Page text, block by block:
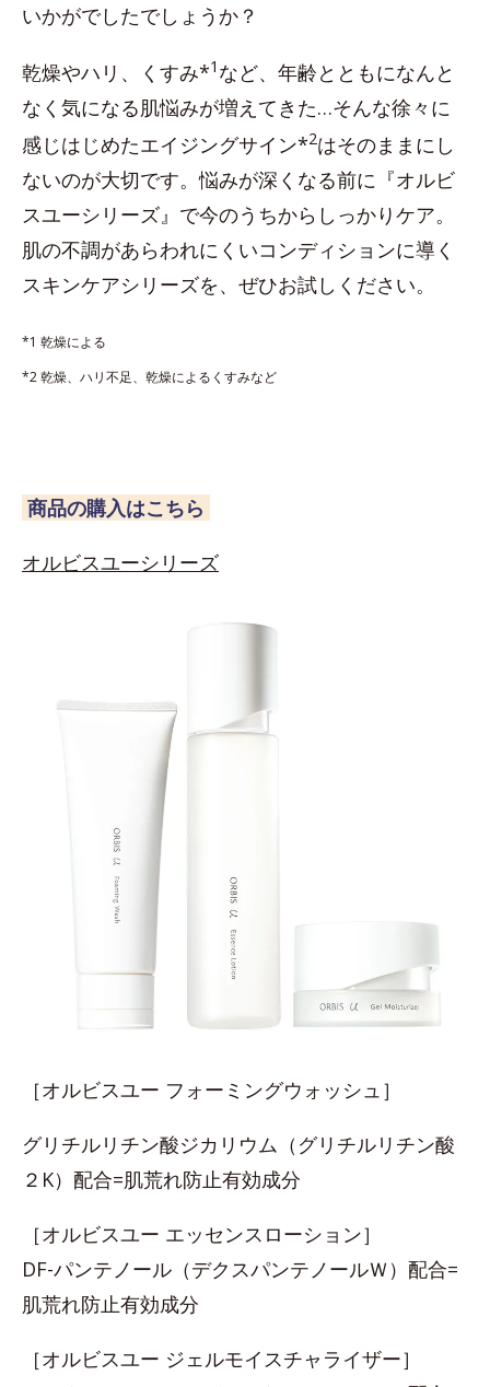
いかがでしたでしょうか？
乾燥やハリ、くすみ*1 など、年齢とともになんと
なく気になる肌悩みが増えてきた…そんな徐々に
感じはじめたエイジングサイン*2はそのままにし
ないのが大切です。悩みが深くなる前に『オルビ
スユーシリーズ』で今のうちからしっかりケア。
肌の不調があらわれにくいコンディションに導く
スキンケアシリーズを、ぜひお試しください。
*1 乾燥による
*2 乾燥、ハリ不足、乾燥によるくすみなど
商品の購入はこちら
オルビスユーシリーズ
［オルビスユー フォーミングウォッシュ］
グリチルリチン酸ジカリウム（グリチルリチン酸
２K）配合=肌荒れ防止有効成分
［オルビスユー エッセンスローション］
DF-パンテノール（デクスパンテノールＷ）配合=
肌荒れ防止有効成分
［オルビスユー ジェルモイスチャライザー］